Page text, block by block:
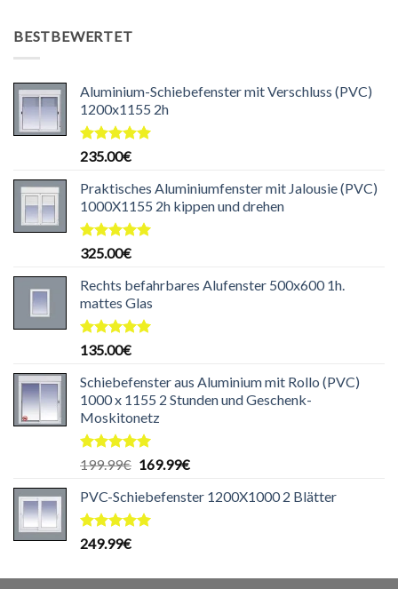
BESTBEWERTET
Aluminium-Schiebefenster mit Verschluss (PVC)
1200x1155 2h
Bewertet
von 5
235.00€
Praktisches Aluminiumfenster mit Jalousie (PVC)
1000X1155 2h kippen und drehen
Bewertet
von 5
325.00€
Rechts befahrbares Alufenster 500x600 1h.
mattes Glas
Bewertet
von 5
135.00€
Schiebefenster aus Aluminium mit Rollo (PVC)
1000 x 1155 2 Stunden und Geschenk-
Moskitonetz
Bewertet
von 5
199.99€ Ursprünglicher
war:
199.99€
169.99€Aktueller
ist:
PVC-Schiebefenster 1200X1000 2 Blätter
Bewertet
249.99€